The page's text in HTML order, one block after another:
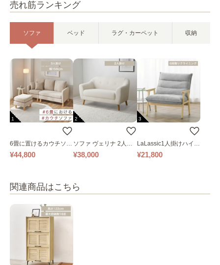
売れ筋ランキング
ソファ ベッド ラグ・カーペット 収納
1
6畳に置けるカウチソフ
ァ｜ベージュ
¥44,800
2
ソファ ヴェリナ 2人掛
け
¥38,000
3
LaLassic1人掛けハイバ
ックソファ ワイド
¥21,800
関連商品はこちら